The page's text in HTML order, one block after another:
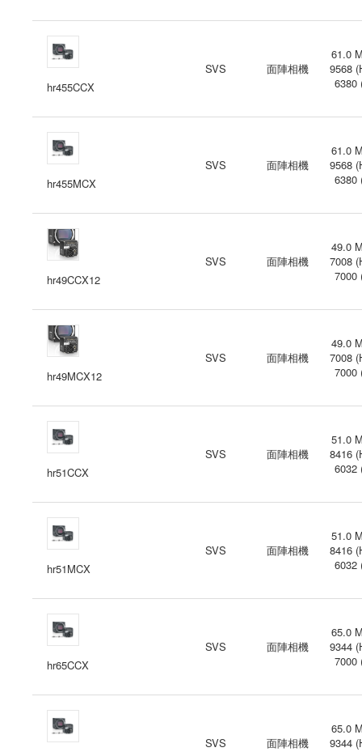
hr455CCX
SVS 面陣相機
61.0
9568
6380
hr455MCX
SVS 面陣相機
61.0
9568
6380
hr49CCX12
SVS 面陣相機
49.0
7008
7000
hr49MCX12
SVS 面陣相機
49.0
7008
7000
hr51CCX
SVS 面陣相機
51.0
8416
6032
hr51MCX
SVS 面陣相機
51.0
8416
6032
hr65CCX
SVS 面陣相機
65.0
9344
7000
SVS 面陣相機
65.0
9344